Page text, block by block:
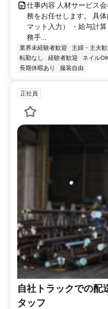
仕事内容 人材サービス
務をお任せします。 具
マット入力） ・給与計
務手...
業界未経験者歓迎 主婦・主夫歓
転勤なし
経験者歓迎 ネイル
長期休暇あり
服装自由
正社員
自社トラックでの配
タッフ